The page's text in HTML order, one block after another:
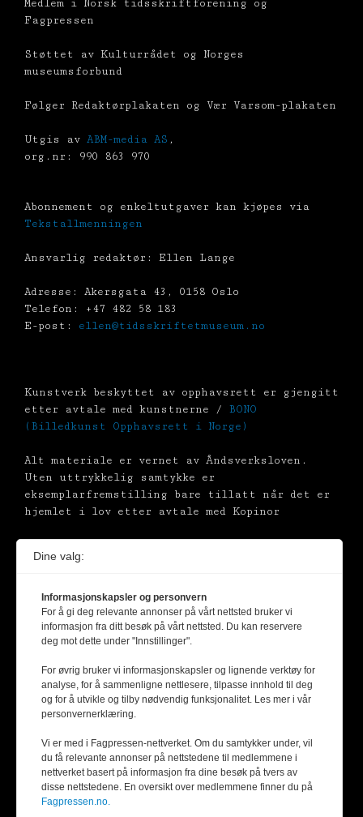
Medlem i Norsk tidsskriftforening og
Fagpressen
Støttet av Kulturrådet og Norges
museumsforbund
Følger Redaktørplakaten og Vær Varsom-plakaten
Utgis av ABM-media AS ,
org.nr: 990 863 970
Abonnement og enkeltutgaver kan kjøpes via
Tekstallmenningen
Ansvarlig redaktør: Ellen Lange
Adresse: Akersgata 43, 0158 Oslo
Telefon: +47 482 58 183
E-post: ellen@tidsskriftetmuseum.no
Kunstverk beskyttet av opphavsrett er gjengitt
etter avtale med kunstnerne / BONO
(Billedkunst Opphavsrett i Norge)
Alt materiale er vernet av Åndsverksloven.
Uten uttrykkelig samtykke er
eksemplarfremstilling bare tillatt når det er
hjemlet i lov etter avtale med Kopinor
Dine valg:
Informasjonskapsler og personvern
For å gi deg relevante annonser på vårt nettsted bruker vi
informasjon fra ditt besøk på vårt nettsted. Du kan reservere
deg mot dette under "Innstillinger".
For øvrig bruker vi informasjonskapsler og lignende verktøy for
analyse, for å sammenligne nettlesere, tilpasse innhold til deg
og for å utvikle og tilby nødvendig funksjonalitet. Les mer i vår
personvernerklæring.
Vi er med i Fagpressen-nettverket. Om du samtykker under, vil
du få relevante annonser på nettstedene til medlemmene i
nettverket basert på informasjon fra dine besøk på tvers av
disse nettstedene. En oversikt over medlemmene finner du på
Fagpressen.no.